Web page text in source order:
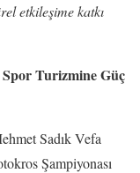
etkileşime katkı
Turizmine Güç
Sadık Vefa
Şampiyonası